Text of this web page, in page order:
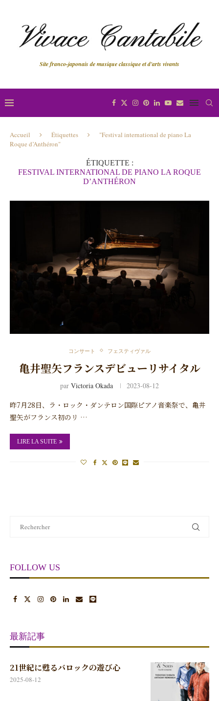
Site franco-japonais de musique classique et d'arts vivants
Accueil Étiquettes
"Festival international de piano La
Roque d’Anthéron"
ÉTIQUETTE :
FESTIVAL INTERNATIONAL DE PIANO LA ROQUE
D’ANTHÉRON
コンサート フェスティヴァル
亀井聖矢フランスデビューリサイタル
par Victoria Okada 2023-08-12
昨7月28日、ラ・ロック・ダンテロン国際ピアノ音楽祭で、亀井
聖矢がフランス初のリ …
LIRE LA SUITE
FOLLOW US
最新記事
21世紀に甦るバロックの遊び心
2025-08-12